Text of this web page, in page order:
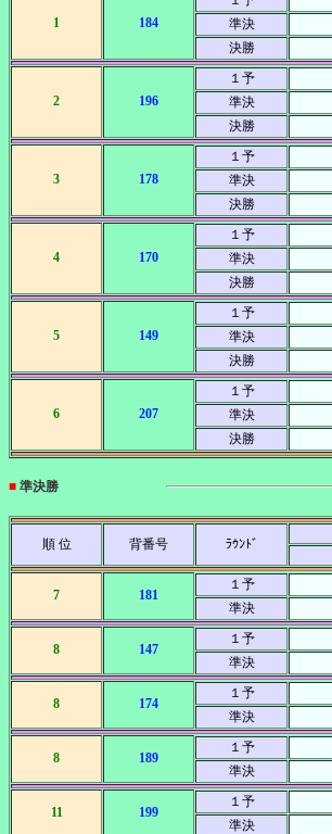
1 184
準決
決勝
2 196
１予
準決
決勝
3 178
１予
準決
決勝
4 170
１予
準決
決勝
5 149
１予
準決
決勝
6 207
１予
準決
決勝
■ 準決勝
順 位 背番号 ﾗｳﾝﾄﾞ
7 181
１予
準決
8 147
１予
準決
8 174
１予
準決
8 189
１予
準決
11 199
１予
準決